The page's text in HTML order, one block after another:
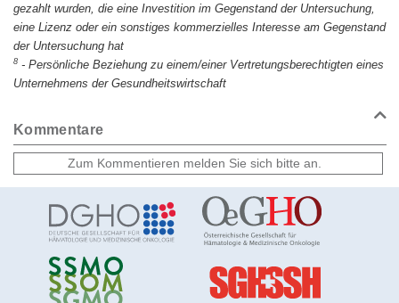
gezahlt wurden, die eine Investition im Gegenstand der Untersuchung,
eine Lizenz oder ein sonstiges kommerzielles Interesse am Gegenstand
der Untersuchung hat
8 - Persönliche Beziehung zu einem/einer Vertretungsberechtigten eines
Unternehmens der Gesundheitswirtschaft
Kommentare